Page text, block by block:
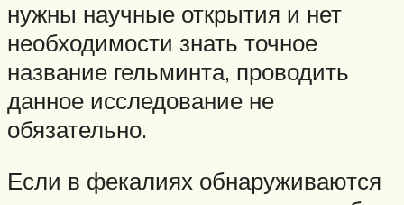
нужны научные открытия и нет
необходимости знать точное
название гельминта, проводить
данное исследование не
обязательно.
Если в фекалиях обнаруживаются